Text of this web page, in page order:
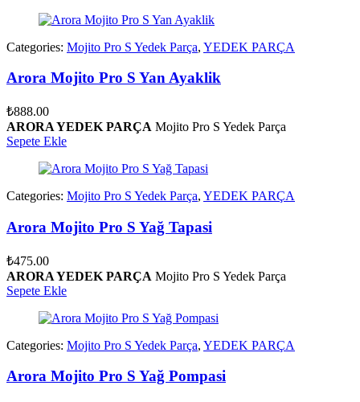
Categories: Mojito Pro S Yedek Parça, YEDEK PARÇA
Arora Mojito Pro S Yan Ayaklik
₺888.00
ARORA YEDEK PARÇA Mojito Pro S Yedek Parça
Sepete Ekle
Categories: Mojito Pro S Yedek Parça, YEDEK PARÇA
Arora Mojito Pro S Yağ Tapasi
₺475.00
ARORA YEDEK PARÇA Mojito Pro S Yedek Parça
Sepete Ekle
Categories: Mojito Pro S Yedek Parça, YEDEK PARÇA
Arora Mojito Pro S Yağ Pompasi